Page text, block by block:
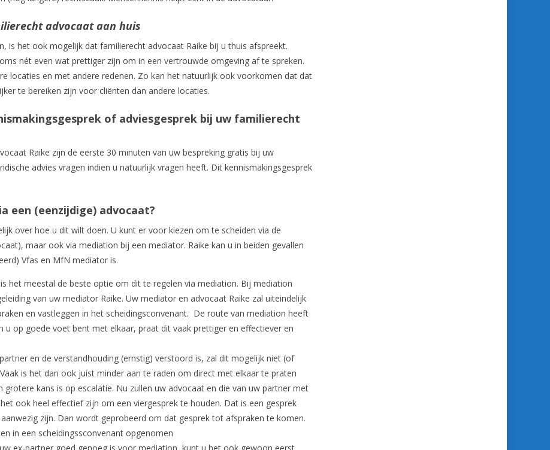
advocaat aan huis
is het ook mogelijk dat familierecht advocaat Raike bij u thuis afspreekt.
nét even wat prettiger zijn om in een vertrouwde omgeving af te spreken.
locaties en met andere redenen. Zo kan het natuurlijk ook voorkomen dat dat
te bereiken zijn voor cliënten dan andere locaties.
of adviesgesprek bij uw familierecht
Raike zijn de eerste 30 minuten van uw bespreking gratis bij uw
advies vragen indien u natuurlijk vragen heeft. Dit kennismakingsgesprek
een (eenzijdige) advocaat?
over hoe u dit wilt doen. U kunt er voor kiezen om te scheiden via de
maar ook via mediation bij een mediator. Raike kan u in beiden gevallen
Vfas en MfN mediator is.
het meestal de beste optie om dit te regelen via mediation. Bij mediation
van uw mediator Raike. Uw mediator en advocaat Raike zal uiteindelijk
en vastleggen in het scheidingsconvenant. De route van mediation heeft
op goede voet bent met elkaar, praat dit vaak prettiger en effectiever en
en de verstandhouding (ernstig) verstoord is, zal dit mogelijk niet (of
is het dan ook juist minder aan te raden om direct met elkaar te praten
kans is op escalatie. Nu zullen uw advocaat en die van uw partner met
ook heel effectief zijn om een viergesprek te houden. Dat is een gesprek
zijn. Dan wordt geprobeerd om dat gesprek tot afspraken te komen.
in een scheidingssconvenant opgenomen